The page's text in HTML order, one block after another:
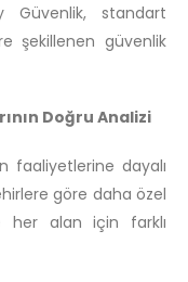
Güvenlik, standart
şekillenen güvenlik
Doğru Analizi
faaliyetlerine dayalı
göre daha özel
her alan için farklı